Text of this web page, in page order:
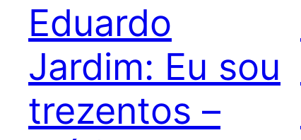
Eduardo
Jardim: Eu sou
trezentos –